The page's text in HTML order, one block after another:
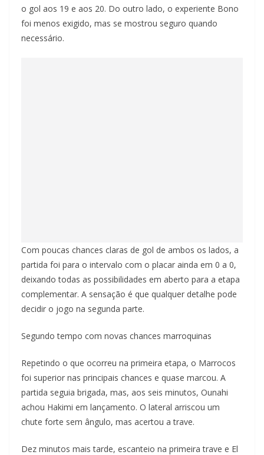
o gol aos 19 e aos 20. Do outro lado, o experiente Bono
foi menos exigido, mas se mostrou seguro quando
necessário.
Com poucas chances claras de gol de ambos os lados, a
partida foi para o intervalo com o placar ainda em 0 a 0,
deixando todas as possibilidades em aberto para a etapa
complementar. A sensação é que qualquer detalhe pode
decidir o jogo na segunda parte.
Segundo tempo com novas chances marroquinas
Repetindo o que ocorreu na primeira etapa, o Marrocos
foi superior nas principais chances e quase marcou. A
partida seguia brigada, mas, aos seis minutos, Ounahi
achou Hakimi em lançamento. O lateral arriscou um
chute forte sem ângulo, mas acertou a trave.
Dez minutos mais tarde, escanteio na primeira trave e El